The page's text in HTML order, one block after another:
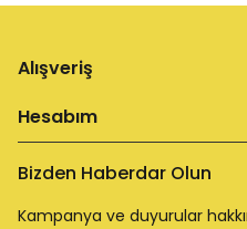
Alışveriş
Hesabım
Bizden Haberdar Olun
Kampanya ve duyurular